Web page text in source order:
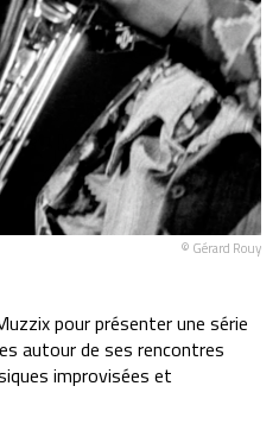
© Gérard Rouy
pour présenter une série
autour de ses rencontres
improvisées et